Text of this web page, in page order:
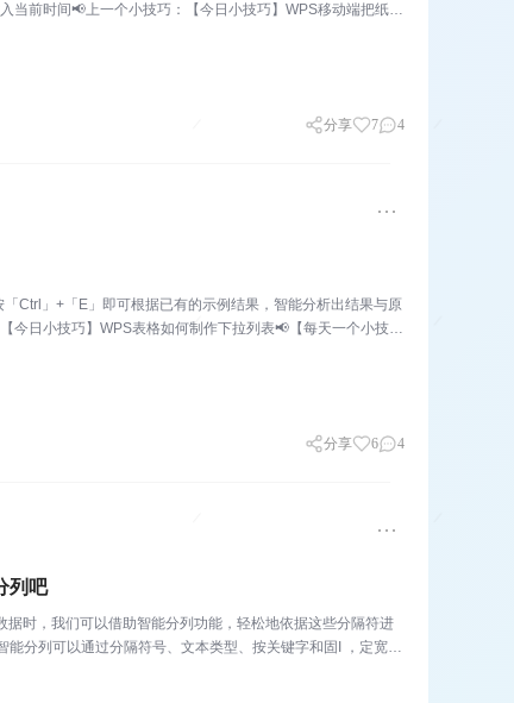
当前时间📢上一个小技巧：【今日小技巧】WPS移动端把纸
分享 7 4
Ctrl」+「E」即可根据已有的示例结果，智能分析出结果与原
今日小技巧】WPS表格如何制作下拉列表📢【每天一个小技巧
分享 6 4
列吧
时，我们可以借助智能分列功能，轻松地依据这些分隔符进
分列可以通过分隔符号、文本类型、按关键字和固I ，定宽度